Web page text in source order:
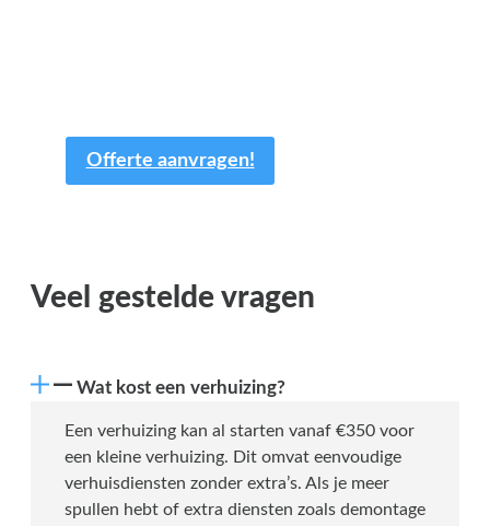
Offerte aanvragen!
Veel gestelde vragen
Wat kost een verhuizing?
Een verhuizing kan al starten vanaf €350 voor
een kleine verhuizing. Dit omvat eenvoudige
verhuisdiensten zonder extra’s. Als je meer
spullen hebt of extra diensten zoals demontage